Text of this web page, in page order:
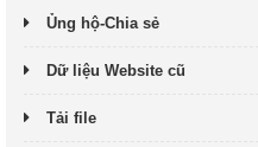
Ủng hộ-Chia sẻ
Dữ liệu Website cũ
Tải file